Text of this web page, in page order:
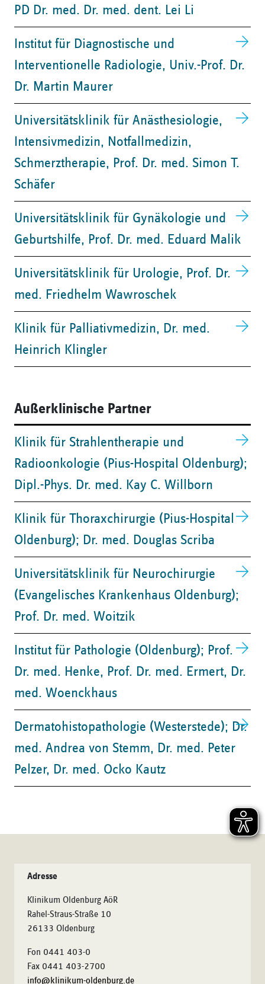
PD Dr. med. Dr. med. dent. Lei Li
Institut für Diagnostische und
Interventionelle Radiologie, Univ.-Prof. Dr.
Dr. Martin Maurer
Universitätsklinik für Anästhesiologie,
Intensivmedizin, Notfallmedizin,
Schmerztherapie, ​Prof. Dr. med. Simon T.
Schäfer
Universitätsklinik für Gynäkologie und
Geburtshilfe, ​Prof. Dr. med. Eduard Malik
Universitätsklinik für Urologie, ​Prof. Dr.
med. Friedhelm Wawroschek
Klinik für Palliativmedizin, ​Dr. med.
Heinrich Klingler
Außerklinische Partner
Klinik für Strahlentherapie und
Radioonkologie (Pius-Hospital Oldenburg);
Dipl.-Phys. Dr. med. Kay C. Willborn
Klinik für Thoraxchirurgie (Pius-Hospital
Oldenburg); Dr. med. Douglas Scriba
Universitätsklinik für Neurochirurgie
(Evangelisches Krankenhaus Oldenburg);
Prof. Dr. med. Woitzik
Institut für Pathologie (Oldenburg); Prof.
Dr. med. Henke, Prof. Dr. med. Ermert, Dr.
med. Woenckhaus
Dermatohistopathologie (Westerstede); Dr.
med. Andrea von Stemm, Dr. med. Peter
Pelzer, Dr. med. Ocko Kautz
Adresse
Klinikum Oldenburg AöR
Rahel-Straus-Straße 10
26133 Oldenburg
Fon 0441 403-0
Fax 0441 403-2700
info@klinikum-oldenburg.de